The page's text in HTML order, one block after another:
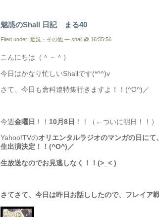
魅惑のShall 日記 まる40
Filed under: 近況・その他 — shall @ 16:55:56
こんにちは（＾－＾）
今日はかなり忙しいShallです(*^^)v
さて、今日も倉科遼特集行きますよ！！(^O^)／
今週金曜日 ！！ 10月8日 ！！（←ついに明日！！）
Yahoo!TVのオリエンタルラジオのマンガの日にて
生出演決定！！(^O^)／
生放送なのでお見逃しなく！！(>_< )
さてさて、今日は昨日お話ししたので、 フレイア